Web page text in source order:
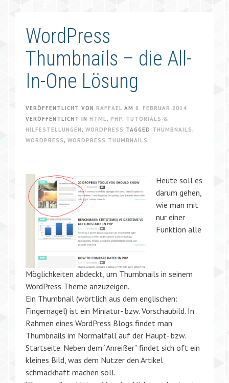
WordPress
Thumbnails – die All-
In-One Lösung
VERÖFFENTLICHT VON RAFFAEL AM 8. FEBRUAR 2014
VERÖFFENTLICHT IN HTML , PHP, TUTORIALS &
HILFESTELLUNGEN , WORDPRESS TAGGED THUMBNAILS ,
WORDPRESS , WORDPRESS THUMBNAILS
Heute soll es
darum gehen,
wie man mit
nur einer
Funktion alle
Möglichkeiten abdeckt, um Thumbnails in seinem
WordPress Theme anzuzeigen.
Ein Thumbnail (wörtlich aus dem englischen:
Fingernagel) ist ein Miniatur- bzw. Vorschaubild. In
Rahmen eines WordPress Blogs findet man
Thumbnails im Normalfall auf der Haupt- bzw.
Startseite. Neben dem “Anreißer” findet sich oft ein
kleines Bild, was dem Nutzer den Artikel
schmackhaft machen soll.